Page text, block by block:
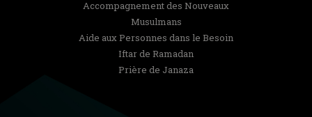
Accompagnement des Nouveaux
Musulmans
Aide aux Personnes dans le Besoin
Iftar de Ramadan
Prière de Janaza